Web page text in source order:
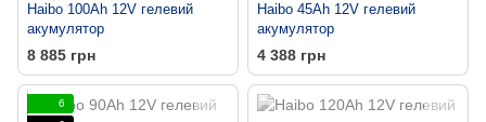
Haibo 100Ah 12V гелевий
акумулятор
8 885 грн
Haibo 45Ah 12V гелевий
акумулятор
4 388 грн
6